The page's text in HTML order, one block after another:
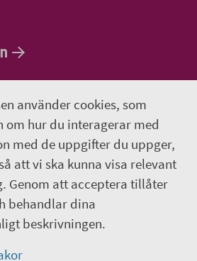
använder cookies, som
hur du interagerar med
med de uppgifter du uppger,
att vi ska kunna visa relevant
Genom att acceptera tillåter
behandlar dina
beskrivningen.